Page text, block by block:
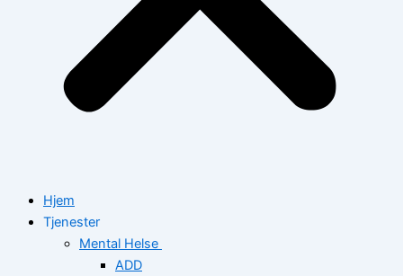
Hjem
Tjenester
Mental Helse
ADD